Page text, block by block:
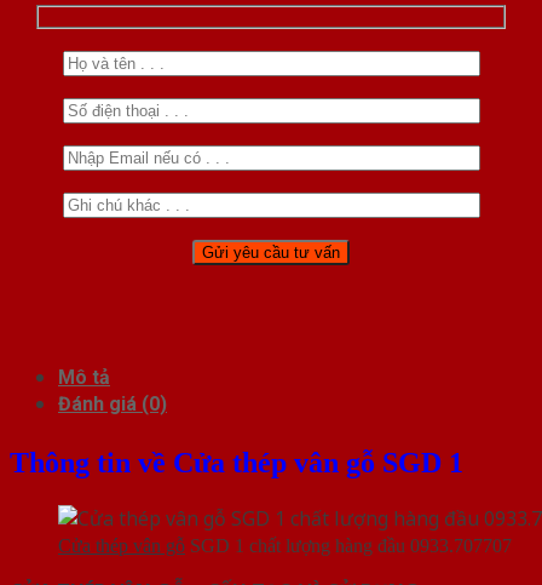
Mô tả
Đánh giá (0)
Thông tin về Cửa thép vân gỗ SGD 1
Cửa thép vân gỗ SGD 1 chất lượng hàng đầu 0933.707707